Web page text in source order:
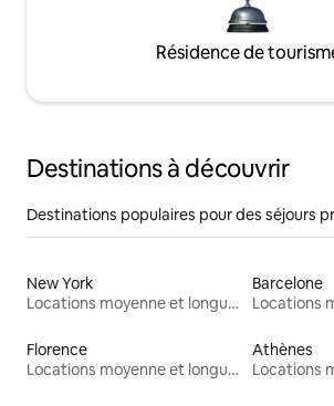
Résidence de
Destinations à découvrir
Destinations populaires pour des séjours
New York
Locations moyenne et longue durée
Barcelone
Florence
Locations moyenne et longue durée
Athènes